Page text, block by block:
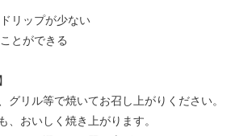
リップが少ない
とができる
グリル等で焼いてお召し上がりください。
、おいしく焼き上がります。